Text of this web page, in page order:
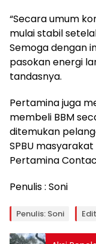
“Secara umum
mulai stabil
Semoga dengan
pasokan energi
tandasnya.
Pertamina juga
membeli BBM
ditemukan
SPBU
Pertamina
Penulis : Soni
Penulis: Soni